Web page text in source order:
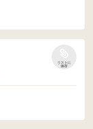
リストに
保存